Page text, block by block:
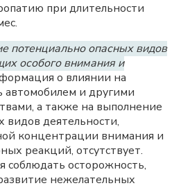
при длительности
потенциально опасных видов
особого внимания и
о влиянии на
автомобилем и другими
а также на выполнение
видов деятельности,
концентрации внимания и
реакций, отсутствует.
соблюдать осторожность,
нежелательных